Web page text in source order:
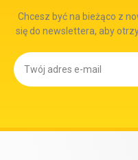
Chcesz być na bieżąco z
się do newslettera, aby